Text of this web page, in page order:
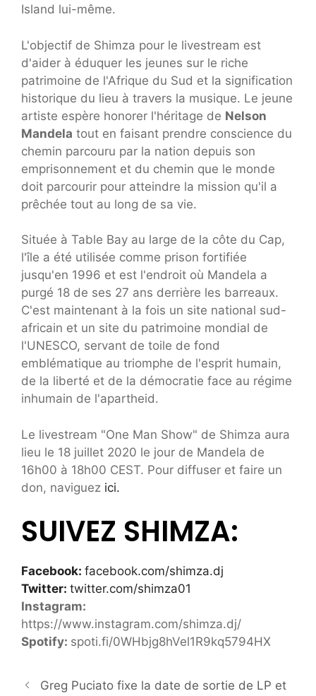
Island lui-même.
L'objectif de Shimza pour le livestream est
d'aider à éduquer les jeunes sur le riche
patrimoine de l'Afrique du Sud et la signification
historique du lieu à travers la musique. Le jeune
artiste espère honorer l'héritage de Nelson
Mandela tout en faisant prendre conscience du
chemin parcouru par la nation depuis son
emprisonnement et du chemin que le monde
doit parcourir pour atteindre la mission qu'il a
prêchée tout au long de sa vie.
Située à Table Bay au large de la côte du Cap,
l'île a été utilisée comme prison fortifiée
jusqu'en 1996 et est l'endroit où Mandela a
purgé 18 de ses 27 ans derrière les barreaux.
C'est maintenant à la fois un site national sud-
africain et un site du patrimoine mondial de
l'UNESCO, servant de toile de fond
emblématique au triomphe de l'esprit humain,
de la liberté et de la démocratie face au régime
inhumain de l'apartheid.
Le livestream "One Man Show" de Shimza aura
lieu le 18 juillet 2020 le jour de Mandela de
16h00 à 18h00 CEST. Pour diffuser et faire un
don, naviguez ici.
SUIVEZ SHIMZA:
Facebook: facebook.com/shimza.dj
Twitter: twitter.com/shimza01
Instagram:
https://www.instagram.com/shimza.dj/
Spotify: spoti.fi/0WHbjg8hVel1R9kq5794HX
Greg Puciato fixe la date de sortie de LP et